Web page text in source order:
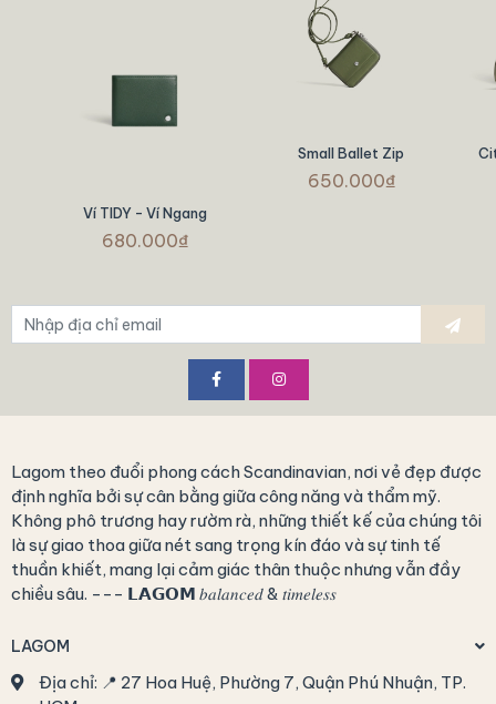
Ví TIDY - Ví Ngang
680.000₫
Small Ballet Zip
650.000₫
Lagom theo đuổi phong cách Scandinavian, nơi vẻ đẹp được
định nghĩa bởi sự cân bằng giữa công năng và thẩm mỹ.
Không phô trương hay rườm rà, những thiết kế của chúng tôi
là sự giao thoa giữa nét sang trọng kín đáo và sự tinh tế
thuần khiết, mang lại cảm giác thân thuộc nhưng vẫn đầy
chiều sâu. --- 𝗟𝗔𝗚𝗢𝗠 𝑏𝑎𝑙𝑎𝑛𝑐𝑒𝑑 & 𝑡𝑖𝑚𝑒𝑙𝑒𝑠𝑠
LAGOM
Địa chỉ: 📍 27 Hoa Huệ, Phường 7, Quận Phú Nhuận, TP.